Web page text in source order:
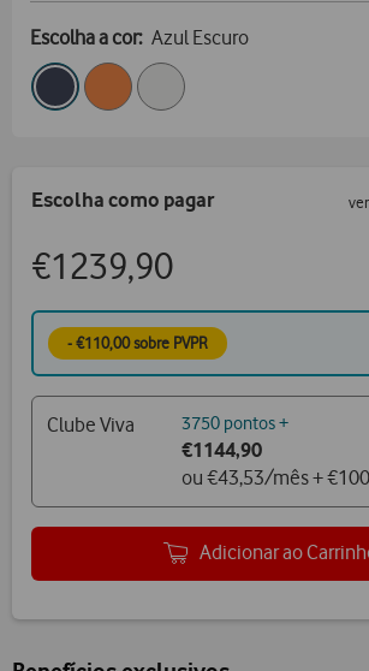
Escolha a cor: Azul Escuro
Escolha como pagar
€1239,90
- €110,00 sobre PVPR
Clube Viva 3750 pontos +
€1144,90
ou €43,53/mês +
Adicionar ao